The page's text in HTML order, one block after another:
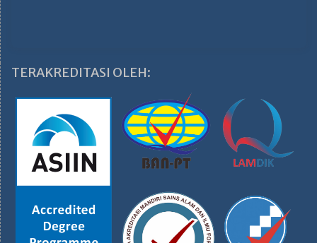
TERAKREDITASI OLEH: